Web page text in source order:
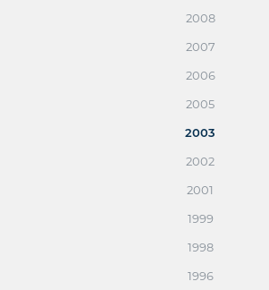
2008
2007
2006
2005
2003
2002
2001
1999
1998
1996